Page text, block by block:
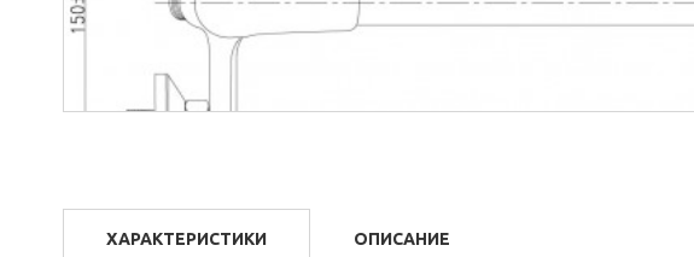
ХАРАКТЕРИСТИКИ ОПИСАНИЕ